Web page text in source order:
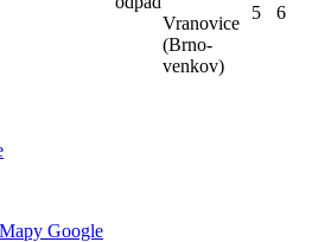
Vranovice
(Brno-
venkov)
5 6
Google